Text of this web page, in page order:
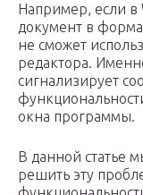
Например, если в
документ в
не сможет
редактора.
сигнализирует
окна программы.
В данной статье
решить эту